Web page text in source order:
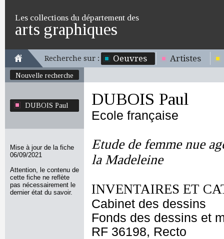
Les collections du département des
arts graphiques
Recherche sur : Oeuvres Artistes
Nouvelle recherche
DUBOIS Paul
Mise à jour de la fiche
06/09/2021
Attention, le contenu de
cette fiche ne reflète
pas nécessairement le
dernier état du savoir.
DUBOIS Paul
Ecole française
Etude de femme nue
la Madeleine
INVENTAIRES ET
Cabinet des dessins
Fonds des dessins et
RF 36198, Recto